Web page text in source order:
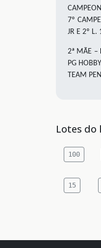
7º
JR E 2º L.
2ª MÃE –
PG
TEAM
Lotes do
100
15